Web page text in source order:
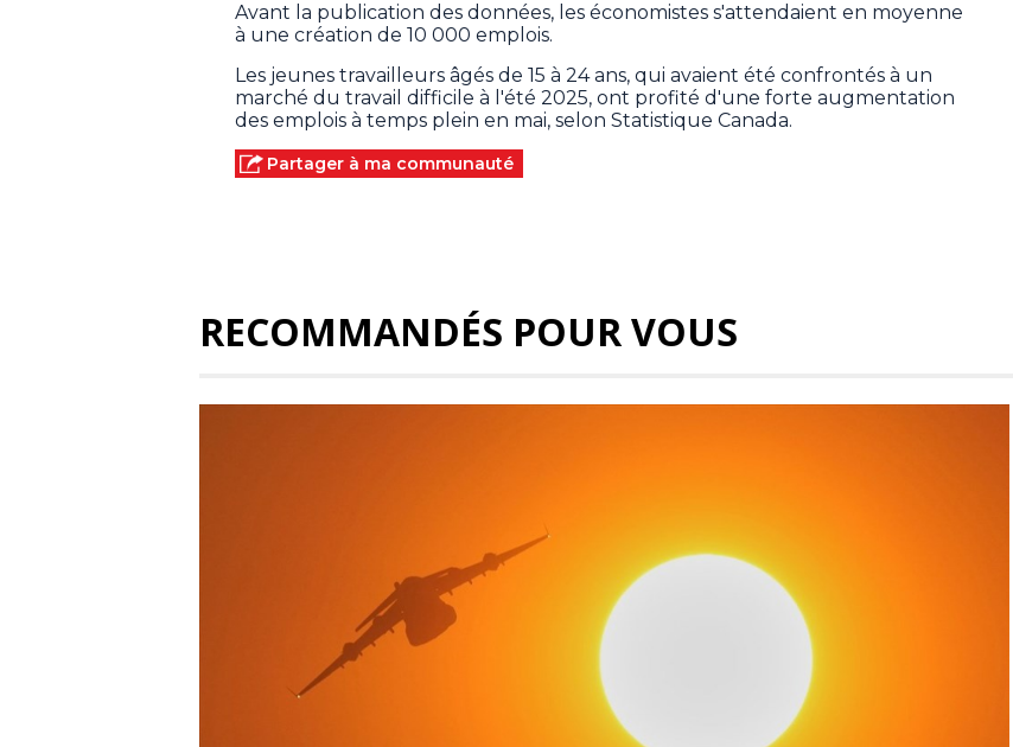
Avant la publication des données, les économistes s'attendaient en moyenne
à une création de 10 000 emplois.
Les jeunes travailleurs âgés de 15 à 24 ans, qui avaient été confrontés à un
marché du travail difficile à l'été 2025, ont profité d'une forte augmentation
des emplois à temps plein en mai, selon Statistique Canada.
Partager à ma communauté
RECOMMANDÉS POUR VOUS